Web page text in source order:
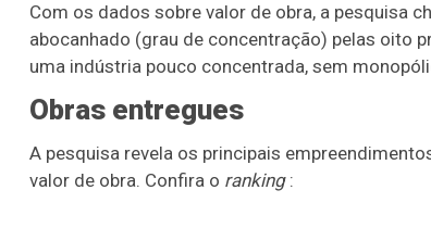
Com os dados sobre valor de obra, a pesquisa
abocanhado (grau de concentração) pelas oito
uma indústria pouco concentrada, sem
Obras entregues
A pesquisa revela os principais
valor de obra. Confira o ranking: